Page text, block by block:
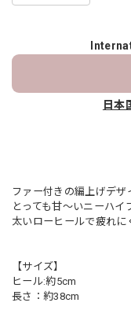
日本
ファー付きの編上げデ
とっても甘～いニーハ
太いローヒールで疲れ
【サイズ】
ヒール:約5cm
長さ：約38cm